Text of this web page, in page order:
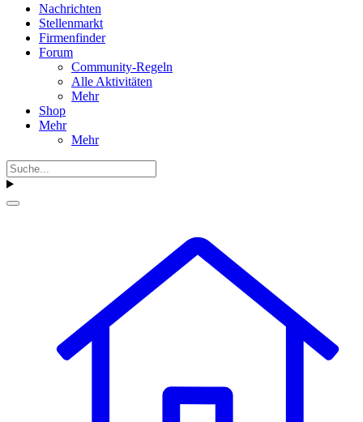
Nachrichten
Stellenmarkt
Firmenfinder
Forum
Community-Regeln
Alle Aktivitäten
Mehr
Shop
Mehr
Mehr